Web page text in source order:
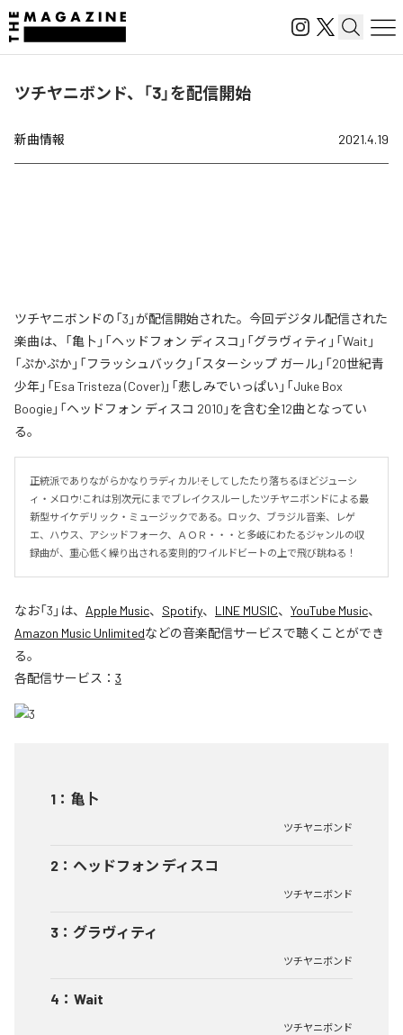
ツチヤニボンド、「3」を配信開始
新曲情報 2021.4.19
ツチヤニボンドの「3」が配信開始された。今回デジタル配信された
楽曲は、「亀卜」「ヘッドフォン ディスコ」「グラヴィティ」「Wait」
「ぷかぷか」「フラッシュバック」「スターシップ ガール」「20世紀青
少年」「Esa Tristeza (Cover)」「悲しみでいっぱい」「Juke Box
Boogie」「ヘッドフォン ディスコ 2010」を含む全12曲となってい
る。
正統派でありながらかなりラディカル!そしてしたたり落ちるほどジューシ
ィ・メロウ!これは別次元にまでブレイクスルーしたツチヤニボンドによる最
新型サイケデリック・ミュージックである。ロック、ブラジル音楽、レゲ
エ、ハウス、アシッドフォーク、ＡＯＲ・・・と多岐にわたるジャンルの収
録曲が、重心低く繰り出される変則的ワイルドビートの上で飛び跳ねる！
なお「3 」は、 Apple Music、 Spotify、 LINE MUSIC、 YouTube Music、
Amazon Music Unlimitedなどの音楽配信サービスで聴くことができ
る。
各配信サービス： 3
1 ： 亀卜
ツチヤニボンド
2 ： ヘッドフォン ディスコ
ツチヤニボンド
3 ： グラヴィティ
ツチヤニボンド
4 ： Wait
ツチヤニボンド